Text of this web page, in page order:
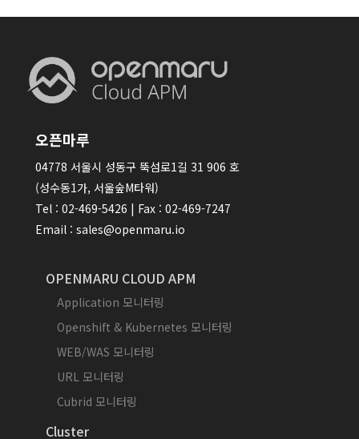
오픈마루
04778 서울시 성동구 뚝섬로1길 31 906 호
(성수동1가, 서울숲M타워)
Tel : 02-469-5426 | Fax : 02-469-7247
Email : sales@openmaru.io
OPENMARU CLOUD APM
Application 모니터링
Openshift & Kubernetes 모니터링
WEB/WAS 모니터링
URL 모니터링
Cubrid 모니터링
Cluster